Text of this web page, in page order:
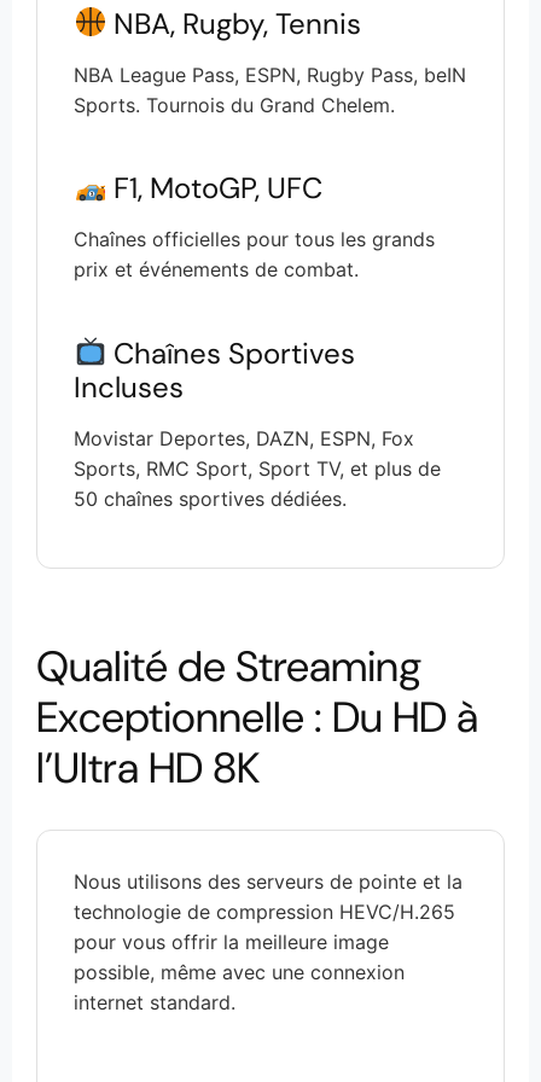
NBA, Rugby, Tennis
NBA League Pass, ESPN, Rugby Pass, beIN
Sports. Tournois du Grand Chelem.
F1, MotoGP, UFC
Chaînes officielles pour tous les grands
prix et événements de combat.
Chaînes Sportives
Incluses
Movistar Deportes, DAZN, ESPN, Fox
Sports, RMC Sport, Sport TV, et plus de
50 chaînes sportives dédiées.
Qualité de Streaming
Exceptionnelle : Du HD à
l’Ultra HD 8K
Nous utilisons des serveurs de pointe et la
technologie de compression HEVC/H.265
pour vous offrir la meilleure image
possible, même avec une connexion
internet standard.